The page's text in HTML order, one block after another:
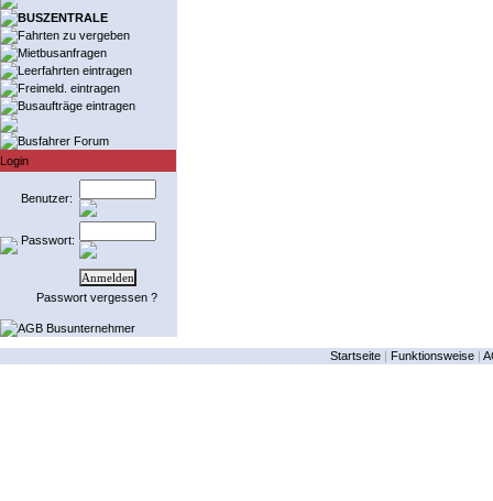
BUSZENTRALE
Fahrten zu vergeben
Mietbusanfragen
Leerfahrten eintragen
Freimeld. eintragen
Busaufträge eintragen
Busfahrer Forum
Login
Benutzer:
Passwort:
Passwort vergessen ?
AGB Busunternehmer
Startseite | Funktionsweise |